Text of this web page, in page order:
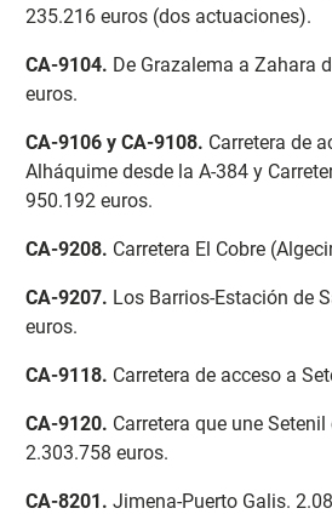
235.216 euros (dos actuaciones).
CA-9104. De Grazalema a Zahara
euros.
CA-9106 y CA-9108. Carretera de
Alháquime desde la A-384 y
950.192 euros.
CA-9208. Carretera El Cobre
CA-9207. Los Barrios-Estación de
euros.
CA-9118. Carretera de acceso a
CA-9120. Carretera que une
2.303.758 euros.
CA-8201. Jimena-Puerto Galis.